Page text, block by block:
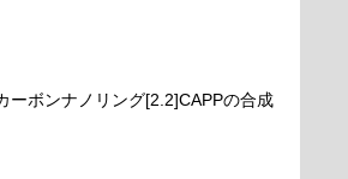
ーボンナノリング[2.2]CAPPの合成